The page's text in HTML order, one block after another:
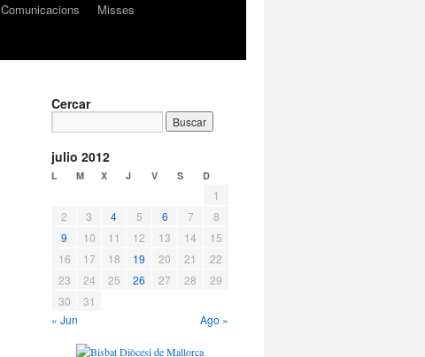
Comunicacions
Misses
Cercar
julio 2012
L M X J V S D
1
2
3 4 5 6 7
8
9
10 11 12 13 14
15
16
17 18 19 20 21
22
23
24 25 26 27 28
29
30
31
« Jun
Ago »